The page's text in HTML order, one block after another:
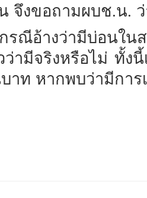
จึงขอถามผบช.น.
รณีอ้างว่ามีบ่อนใน
ามีจริงหรือไม่ ทั้ง
าท หากพบว่ามีกา